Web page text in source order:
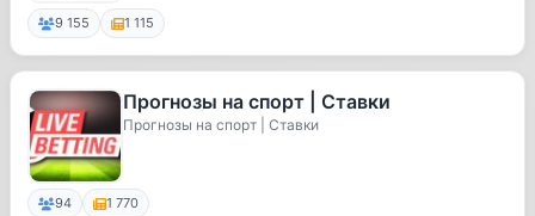
9 155 1 115
Прогнозы на спорт | Ставки
Прогнозы на спорт | Ставки
94 1 770